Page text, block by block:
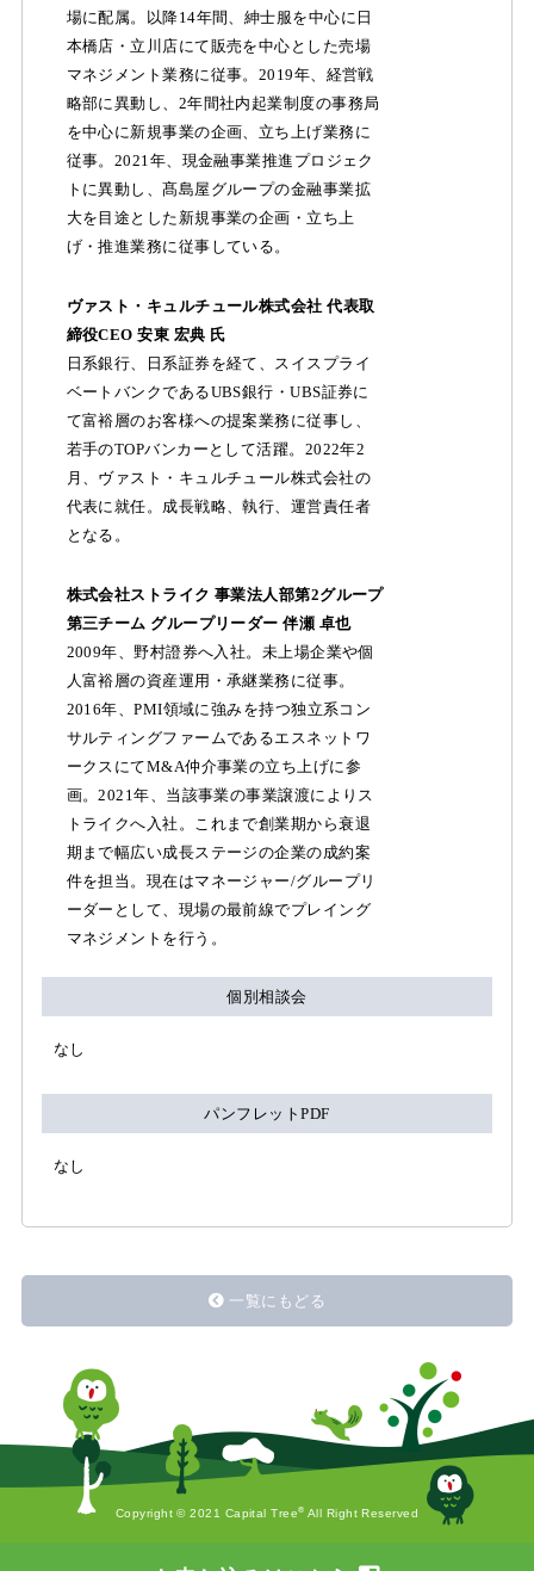
場に配属。以降14年間、紳士服を中心に日
本橋店・立川店にて販売を中心とした売場
マネジメント業務に従事。2019年、経営戦
略部に異動し、2年間社内起業制度の事務局
を中心に新規事業の企画、立ち上げ業務に
従事。2021年、現金融事業推進プロジェク
トに異動し、髙島屋グループの金融事業拡
大を目途とした新規事業の企画・立ち上
げ・推進業務に従事している。
ヴァスト・キュルチュール株式会社 代表取
締役CEO 安東 宏典 氏
日系銀行、日系証券を経て、スイスプライ
ベートバンクであるUBS銀行・UBS証券に
て富裕層のお客様への提案業務に従事し、
若手のTOPバンカーとして活躍。2022年2
月、ヴァスト・キュルチュール株式会社の
代表に就任。成長戦略、執行、運営責任者
となる。
株式会社ストライク 事業法人部第2グループ
第三チーム グループリーダー 伴瀬 卓也
2009年、野村證券へ入社。未上場企業や個
人富裕層の資産運用・承継業務に従事。
2016年、PMI領域に強みを持つ独立系コン
サルティングファームであるエスネットワ
ークスにてM&A仲介事業の立ち上げに参
画。2021年、当該事業の事業譲渡によりス
トライクへ入社。これまで創業期から衰退
期まで幅広い成長ステージの企業の成約案
件を担当。現在はマネージャー/グループリ
ーダーとして、現場の最前線でプレイング
マネジメントを行う。
個別相談会
なし
パンフレットPDF
なし
一覧にもどる
Copyright © 2021 Capital Tree® All Right Reserved